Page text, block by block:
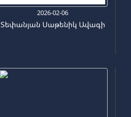
2026-02-06
Տեփանյան Սաթենիկ Ավագի